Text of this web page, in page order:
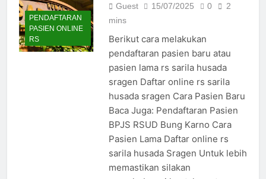
Daftar online rs sarila
husada sragen
Jadwal Dokter RS. Puri Asih
Salatiga 2025
15/07/2025
Jadwal Dokter RS Mulia
Hati Wonogiri
15/07/2025
Pendaftaran Pasien BPJS
RSUD Bung Karno
24/05/2024
Pendaftaran Pasien BPJS
RSUD Banyumas
PENDAFTARAN
PASIEN ONLINE
RS
Guest 15/07/2025 0
2
mins
Berikut cara melakukan
pendaftaran pasien baru atau
pasien lama rs sarila husada
sragen Daftar online rs sarila
husada sragen Cara Pasien Baru
Baca Juga: Pendaftaran Pasien
BPJS RSUD Bung Karno Cara
Pasien Lama Daftar online rs
sarila husada Sragen Untuk lebih
memastikan silakan